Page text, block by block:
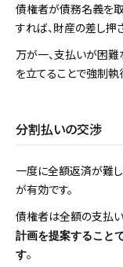
債権者が債務名義を
すれば、財産の差し押
万が一、支払いが困
を立てることで強制執
分割払いの交渉
一度に全額返済が難
が有効です。
債権者は全額の支払
計画を提案すること
す。